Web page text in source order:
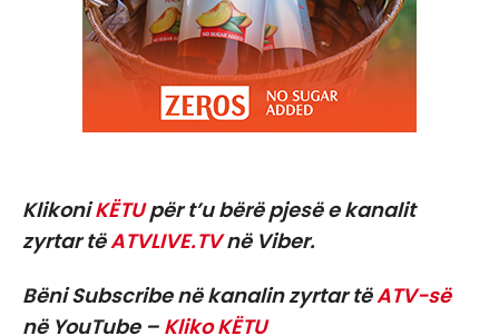
KlikoniKËTUpër t’u bërë pjesë e kanalit
zyrtar tëATVLIVE.TVnë Viber.
Bëni Subscribe në kanalin zyrtar tëATV-së
në YouTube – Kliko KËTU